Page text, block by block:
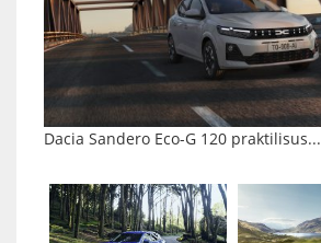
Dacia Sandero Eco-G 120 praktilisus...